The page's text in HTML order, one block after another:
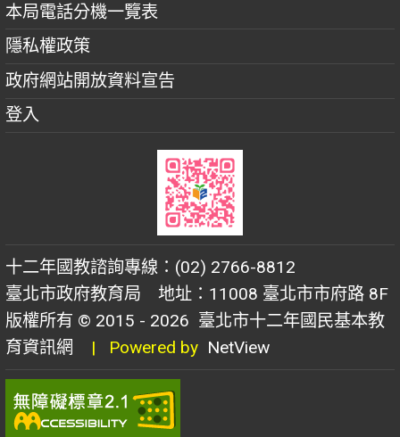
本局電話分機一覽表
隱私權政策
政府網站開放資料宣告
登入
十二年國教諮詢專線：(02) 2766-8812
臺北市政府教育局 地址：11008 臺北市市府路 8F
版權所有 © 2015 - 2026 臺北市十二年國民基本教
育資訊網
| Powered by NetView